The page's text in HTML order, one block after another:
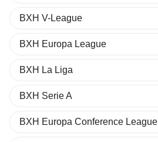
BXH V-League
BXH Europa League
BXH La Liga
BXH Serie A
BXH Europa Conference League